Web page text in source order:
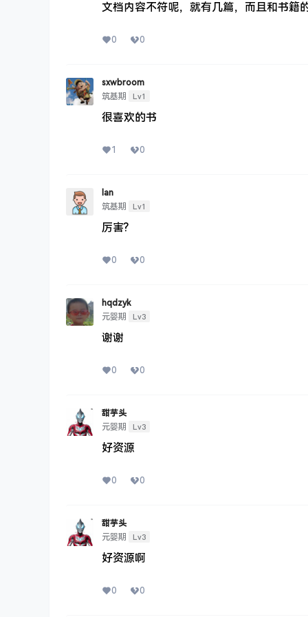
文档内容不符呢，就有几篇，而且和书籍
0 0
sxwbroom
筑基期
Lv1
很喜欢的书
1 0
Ian
筑基期
Lv1
厉害?
0 0
hqdzyk
元婴期
Lv3
谢谢
0 0
甜芋头
元婴期
Lv3
好资源
0 0
甜芋头
元婴期
Lv3
好资源啊
0 0